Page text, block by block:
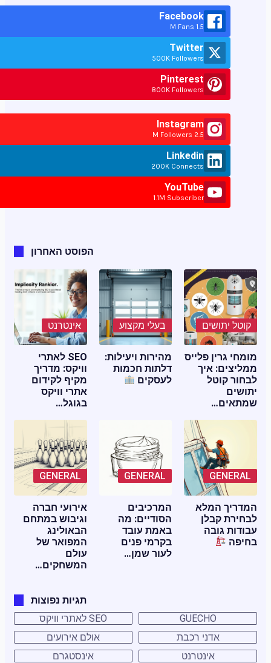
Facebook
1.5 M Fans
Twitter
500K Followers
Pinterest
800K Followers
Instagram
2.5 M Followers
Linkedin
200K Connects
YouTube
1.1M Subscriber
הפוסט האחרון
קוטל יתושים
מומחי גרין פלייס
ממליצים: איך
לבחור קוטל
יתושים
שמתאים…
בעלי מקצוע
מהירות ויעילות:
דלתות חכמות
לעסקים
אינטרנט
SEO לאתרי
וויקס: מדריך
מקיף לקידום
אתרי וויקס
בגוגל…
GENERAL
המדריך המלא
לבחירת קבלן
עבודות גובה
בחיפה
GENERAL
המרכיבים
הסודיים: מה
באמת עובד
בקרמי פנים
לעור שמן…
GENERAL
אירועי חברה
וגיבוש במתחם
הבאולינג
המפואר של
עולם
המשחקים…
תגיות נפוצות
GUECHO
SEO לאתרי וויקס
אדני רכבת
אולם אירועים
אינטרנט
אינסטגרם